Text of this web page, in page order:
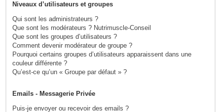
Niveaux d’utilisateurs et groupes
Qui sont les administrateurs ?
Que sont les modérateurs ? Nutrimuscle-Conseil
Que sont les groupes d’utilisateurs ?
Comment devenir modérateur de groupe ?
Pourquoi certains groupes d’utilisateurs apparaissent dans une
couleur différente ?
Qu’est-ce qu’un « Groupe par défaut » ?
Emails - Messagerie Privée
Puis-je envoyer ou recevoir des emails ?